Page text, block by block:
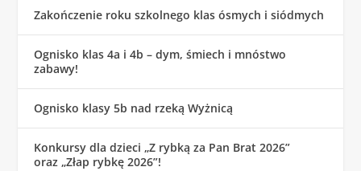
Zakończenie roku szkolnego klas ósmych i siódmych
Ognisko klas 4a i 4b – dym, śmiech i mnóstwo
zabawy!
Ognisko klasy 5b nad rzeką Wyżnicą
Konkursy dla dzieci „Z rybką za Pan Brat 2026”
oraz „Złap rybkę 2026”!